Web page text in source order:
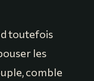
toutefois
les
comble